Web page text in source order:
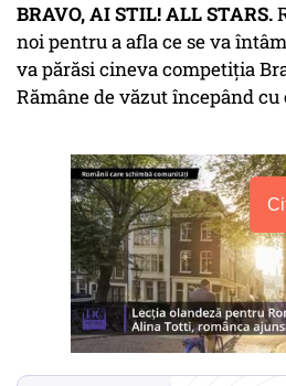
BRAVO, AI STIL! ALL STARS.
noi pentru a afla ce se va
va părăsi cineva competiția
Rămâne de văzut începând cu